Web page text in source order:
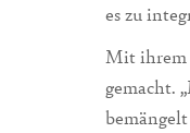
es zu
Mit ihrem
gemacht.